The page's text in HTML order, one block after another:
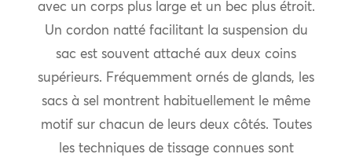
avec un corps plus large et un bec plus étroit.
Un cordon natté facilitant la suspension du
sac est souvent attaché aux deux coins
supérieurs. Fréquemment ornés de glands, les
sacs à sel montrent habituellement le même
motif sur chacun de leurs deux côtés. Toutes
les techniques de tissage connues sont